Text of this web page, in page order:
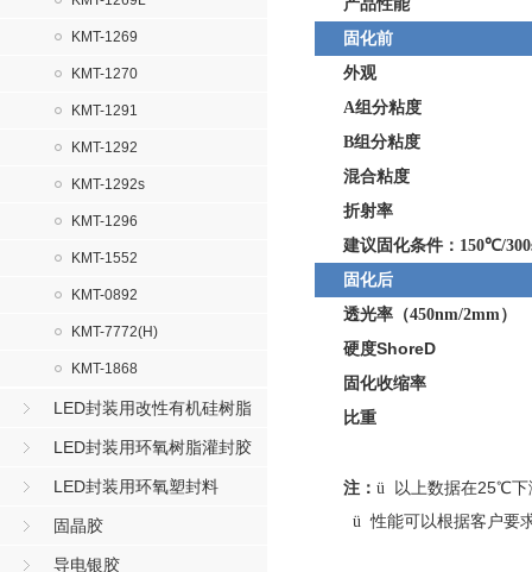
KMT-1269
KMT-1270
KMT-1291
KMT-1292
KMT-1292s
KMT-1296
KMT-1552
KMT-0892
KMT-7772(H)
KMT-1868
LED封装用改性有机硅树脂
LED封装用环氧树脂灌封胶
LED封装用环氧塑封料
固晶胶
导电银胶
固化前
外观
A组分粘度
B组分粘度
混合粘度
折射率
建议固化条件： 150℃/
固化后
透光率（450nm/2mm ）
硬度ShoreD
固化收缩率
比重
注： ü 以上数据在25℃下
ü 性能可以根据客户要